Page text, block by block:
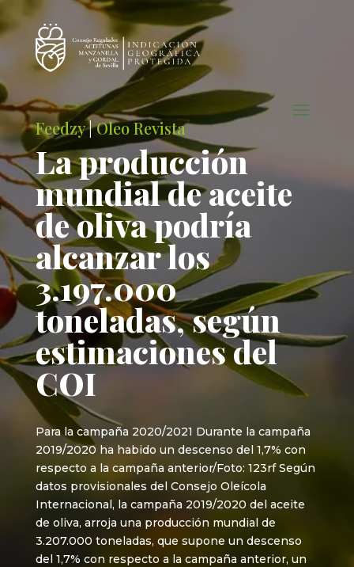
Feedzy|Oleo Revista
La producción
mundial de aceite
de oliva podría
alcanzar los
3.197.000
toneladas, según
estimaciones del
COI
Para la campaña 2020/2021 Durante la campaña
2019/2020 ha habido un descenso del 1,7% con
respecto a la campaña anterior/Foto: 123rf Según
datos provisionales del Consejo Oleícola
Internacional, la campaña 2019/2020 del aceite
de oliva, arroja una producción mundial de
3.207.000 toneladas, que supone un descenso
del 1,7% con respecto a la campaña anterior, un